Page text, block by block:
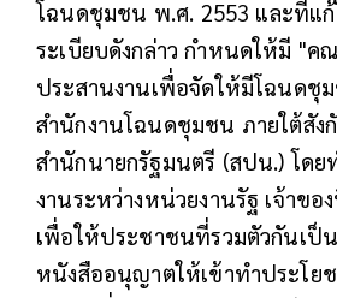
โฉนดชุมชน พ.ศ. 2553 และที่แก้
ระเบียบดังกล่าว กำหนดให้มี "ค
ประสานงานเพื่อจัดให้มีโฉนดชุ
สำนักงานโฉนดชุมชน ภายใต้สัง
สำนักนายกรัฐมนตรี (สปน.) โด
งานระหว่างหน่วยงานรัฐ เจ้าข
เพื่อให้ประชาชนที่รวมตัวกันเป็
หนังสืออนุญาตให้เข้าทำประโย